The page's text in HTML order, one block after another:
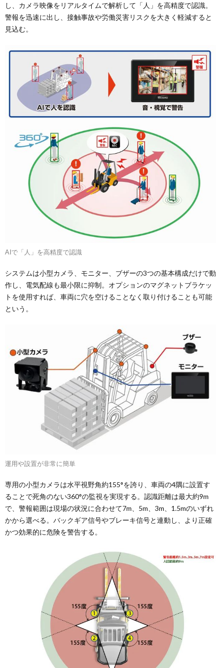
し、カメラ映像をリアルタイムで解析して「人」を高精度で認識。
警報を迅速に出し、接触事故や労働災害リスクを大きく軽減すると
見込む。
AIで「人」を高精度で認識
システムは小型カメラ、モニター、ブザーの3つの基本構成だけで動
作し、電気配線も最小限に抑制。オプションのマグネットブラケッ
トを使用すれば、車両に穴を空けることなく取り付けることも可能
という。
運用や設置が非常に簡単
専用の小型カメラは水平視野角約155°を誇り、車両の4隅に設置す
ることで死角のない360°の監視を実現する。認識距離は最大約9m
で、警報範囲は現場の状況に合わせて7m、5m、3m、1.5mのいずれ
かから選べる。バックギア信号やブレーキ信号と連動し、より正確
かつ効果的に危険を警告する。